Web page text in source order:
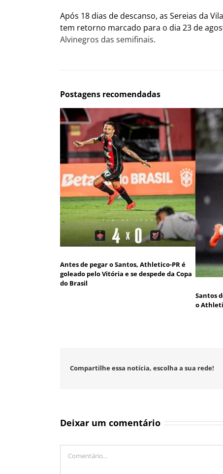
Após 18 dias de descanso, as Sereias da
tem retorno marcado para o dia 23 de
Alvinegros das semifinais.
Postagens recomendadas
Antes de pegar o Santos, Athletico-PR é
goleado pelo Vitória e se despede da Copa
do Brasil
Santos
o
Compartilhe essa notícia, escolha a sua rede!
Deixar um comentário